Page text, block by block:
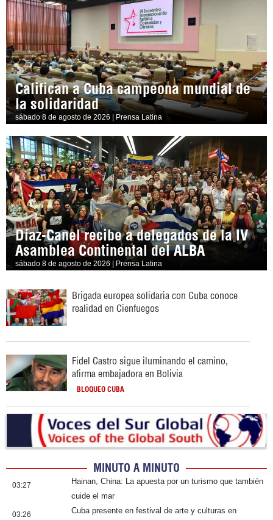
Califican a Cuba campeona mundial de
la solidaridad
sábado 8 de agosto de 2026 | Prensa Latina
Díaz-Canel recibe a delegados de la IV
Asamblea Continental del ALBA
sábado 8 de agosto de 2026 | Prensa Latina
Brigada europea solidaria con Cuba conoce
realidad en Cienfuegos
Fidel Castro sigue iluminando el camino,
afirma embajadora en Bolivia
BLOQUEO CUBA
MINUTO A MINUTO
03:27
Hainan, China: La apuesta por un turismo que también
cuide el mar
03:26
Cuba presente en festival de arte y culturas en